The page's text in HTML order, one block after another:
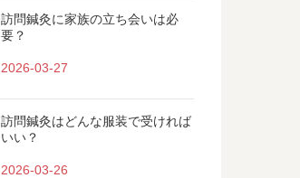
訪問鍼灸に家族の立ち会いは必
要？
2026-03-27
訪問鍼灸はどんな服装で受ければ
いい？
2026-03-26